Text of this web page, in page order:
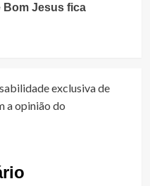
Bom Jesus fica
exclusiva de
a opinião do